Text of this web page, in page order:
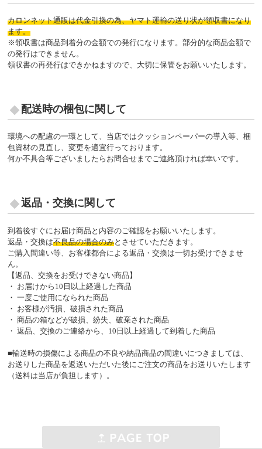
カロンネット通販は代金引換の為、ヤマト運輸の送り状が領収書になり
ます。
※領収書は商品到着分の金額での発行になります。部分的な商品金額で
の発行はできません。
領収書の再発行はできかねますので、大切に保管をお願いいたします。
配送時の梱包に関して
環境への配慮の一環として、当店ではクッションペーパーの導入等、梱
包資材の見直し、変更を適宜行っております。
何か不具合等ございましたらお問合せまでご連絡頂ければ幸いです。
返品・交換に関して
到着後すぐにお届け商品と内容のご確認をお願いいたします。
返品・交換は不良品の場合のみとさせていただきます。
ご購入間違い等、お客様都合による返品・交換は一切お受けできませ
ん。
【返品、交換をお受けできない商品】
・ お届けから10日以上経過した商品
・ 一度ご使用になられた商品
・ お客様が汚損、破損された商品
・ 商品の箱などが破損、紛失、破棄された商品
・ 返品、交換のご連絡から、10日以上経過して到着した商品
■輸送時の損傷による商品の不良や納品商品の間違いにつきましては、
お送りした商品を返送いただいた後にご注文の商品をお送りいたします
（送料は当店が負担します）。